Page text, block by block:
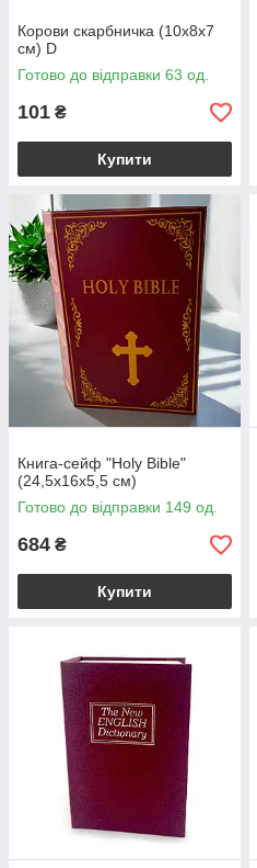
Корови скарбничка (10х8х7
см) D
Готово до відправки 63 од.
101 ₴
Купити
Книга-сейф "Holy Bible"
(24,5х16х5,5 см)
Готово до відправки 149 од.
684 ₴
Купити